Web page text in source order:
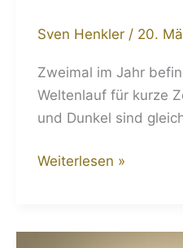
Sven Henkler / 20.
Zweimal im Jahr
Weltenlauf für kurze
und Dunkel sind
Weiterlesen »